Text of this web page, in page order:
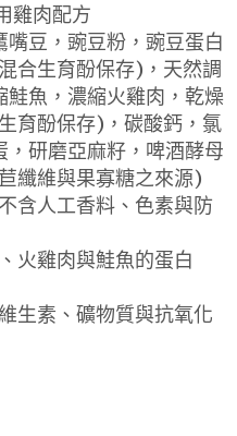
雞肉配方
豆，豌豆粉，豌豆蛋白
合生育酚保存)，天然調
魚，濃縮火雞肉，乾燥
育酚保存)，碳酸鈣，氯
研磨亞麻籽，啤酒酵母
纖維與果寡糖之來源)
含人工香料、色素與防
火雞肉與鮭魚的蛋白
生素、礦物質與抗氧化